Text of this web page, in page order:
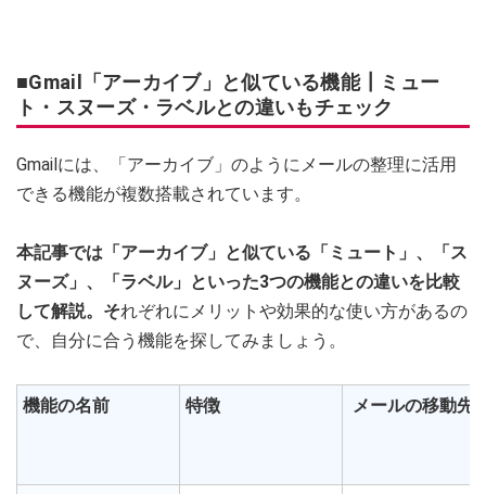
■Gmail「アーカイブ」と似ている機能┃ミュー
ト・スヌーズ・ラベルとの違いもチェック
Gmailには、「アーカイブ」のようにメールの整理に活用
できる機能が複数搭載されています。
本記事では「アーカイブ」と似ている「ミュート」、「ス
ヌーズ」、「ラベル」といった3つの機能との違いを比較
して解説。それぞれにメリットや効果的な使い方があるの
で、自分に合う機能を探してみましょう。
機能の名前 特徴 メールの移動先